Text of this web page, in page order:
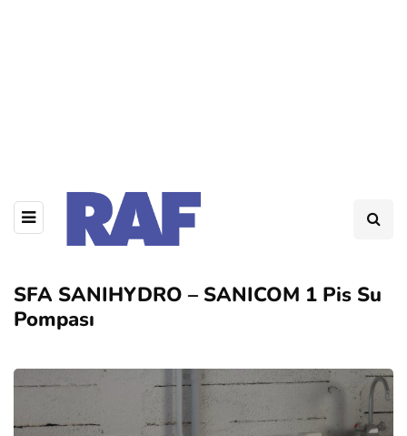
SFA SANIHYDRO – SANICOM 1 Pis Su
Pompası